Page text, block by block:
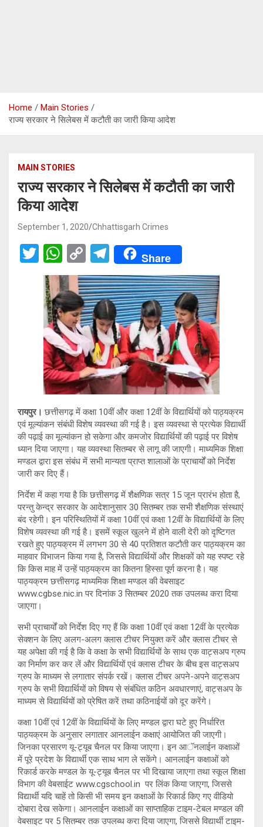
Home
Main Stories
राज्य सरकार ने सिलेबस में कटौती का जारी किया आदेश
MAIN STORIES
राज्य सरकार ने सिलेबस में कटौती का जारी
किया आदेश
September 1, 2020 Chhattisgarh Crimes
T
wi
tt
er
W
h
at
s
A
p
p
C
o
py
Li
n
k
T
el
e
gr
a
m
Share
रायपुर। छत्तीसगढ़ में कक्षा 10वीं और कक्षा 12वीं के विद्यार्थियों को पाठ्यक्रम
एवं मूल्यांकन संबंधी विशेष व्यवस्था की गई है। इस व्यवस्था से प्रत्येक विद्यार्थी
की पढ़ाई का मूल्यांकन हो सकेगा और कमजोर विद्यार्थियों की पढ़ाई पर विशेष
ध्यान दिया जाएगा। यह व्यवस्था सितम्बर से लागू की जाएगी। माध्यमिक शिक्षा
मण्डल द्वारा इस संबंध में सभी मान्यता प्राप्त शालाओं के प्राचार्यों को निर्देश
जारी कर दिए हैं।
निर्देश में कहा गया है कि छत्तीसगढ़ में शैक्षणिक सत्र 15 जून प्रारंभ होता है,
परन्तु केन्द्र सरकार के आदेशानुसार 30 सितम्बर तक सभी शैक्षणिक संस्थाएं
बंद रहेगी। इन परिस्थितियों में कक्षा 10वीं एवं कक्षा 12वीं के विद्यार्थियों के लिए
विशेष व्यवस्था की गई है। इसमें स्कूल खुलने में होने वाली देरी को दृष्टिगत
रखते हुए पाठ्यक्रम में लगभग 30 से 40 प्रतिशत कटौती कर पाठ्यक्रम का
माहवार विभाजन किया गया है, जिससे विद्यार्थियों और शिक्षकों को यह स्पष्ट रहे
कि किस माह में उन्हें पाठ्यक्रम का कितना हिस्सा पूर्ण करना है। यह
पाठ्यक्रम छत्तीसगढ़ माध्यमिक शिक्षा मण्डल की वेबसाइट
www.cgbse.nic.in पर दिनांक 3 सितम्बर 2020 तक उपलब्ध करा दिया
जाएगा।
सभी प्राचार्यों को निर्देश दिए गए हैं कि कक्षा 10वीं एवं कक्षा 12वीं के प्रत्येक
सेक्शन के लिए अलग-अलग क्लास टीचर नियुक्त करें और क्लास टीचर से
यह अपेक्षा की गई है कि वे कक्षा के सभी विद्यार्थियों के साथ एक वाट्सअप ग्रुप
का निर्माण कर कर लें और विद्यार्थियों एवं क्लास टीचर के बीच इस वाट्सअप
ग्रुप के माध्यम से लगातार संपर्क रखें। क्लास टीचर अपने-अपने वाट्सअप
ग्रुप के सभी विद्यार्थियों को विषय से संबंधित कठिन अवधारणाएं, वाट्सअप के
माध्यम से विद्यार्थियों को प्रेषित करें तथा कठिनाईयों को दूर करेंगे।
कक्षा 10वीं एवं 12वीं के विद्यार्थियों के लिए मण्डल द्वारा घटे हुए निर्धारित
पाठ्यक्रम के अनुसार लगातार आनलाईन कक्षाएं आयोजित की जाएगी।
जिनका प्रसारण यू-ट्यूब चैनल पर किया जाएगा। इन आॅनलाईन कक्षाओं
में पूरे प्रदेश के विद्यार्थी एक साथ भाग ले सकेंगे। आनलाईन कक्षाओं को
रिकार्ड करके मण्डल के यू-ट्यूब चैनल पर भी दिखाया जाएगा तथा स्कूल शिक्षा
विभाग की वेबसाईट www.cgschool.in पर लिंक किया जाएगा, जिससे
विद्यार्थी यदि चाहें तो किसी भी समय इन कक्षाओं के रिकार्ड किए गए वीडियो
दोबारा देख सकेगा। आनलाईन कक्षाओं का साप्ताहिक टाइम-टेबल मण्डल की
वेबसाइट पर 5 सितम्बर तक उपलब्ध करा दिया जाएगा, जिससे विद्यार्थी टाइम-